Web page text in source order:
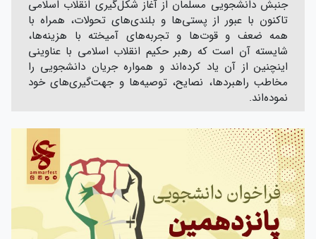
جنبش دانشجویی مسلمان از آغاز شکل‌گیری انقلاب اسلامی
تاکنون با عبور از پستی‌ها و بلندی‌های تحولات، همراه با
همه ضعف و قوت‌ها و تجربه‌های آمیخته با هزینه‌ها،
شایسته آن است که رهبر حکیم انقلاب اسلامی با عناوینی
اینچنین از آن یاد کرده‌اند و همواره جریان دانشجویی را
مخاطب راهبردها، نصایح، توصیه‌ها و جهت‌گیری‌های خود
نموده‌اند.